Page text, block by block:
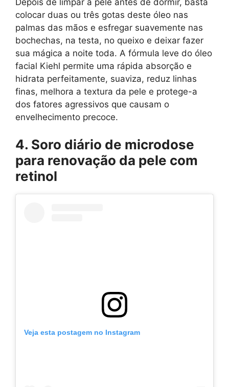
colocar duas ou três gotas deste óleo nas
palmas das mãos e esfregar suavemente nas
bochechas, na testa, no queixo e deixar fazer
sua mágica a noite toda. A fórmula leve do óleo
facial Kiehl permite uma rápida absorção e
hidrata perfeitamente, suaviza, reduz linhas
finas, melhora a textura da pele e protege-a
dos fatores agressivos que causam o
envelhecimento precoce.
4. Soro diário de microdose
para renovação da pele com
retinol
Veja esta postagem no Instagram